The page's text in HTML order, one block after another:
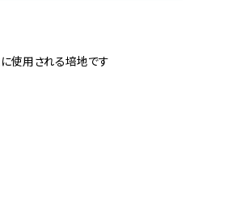
使用される培地です